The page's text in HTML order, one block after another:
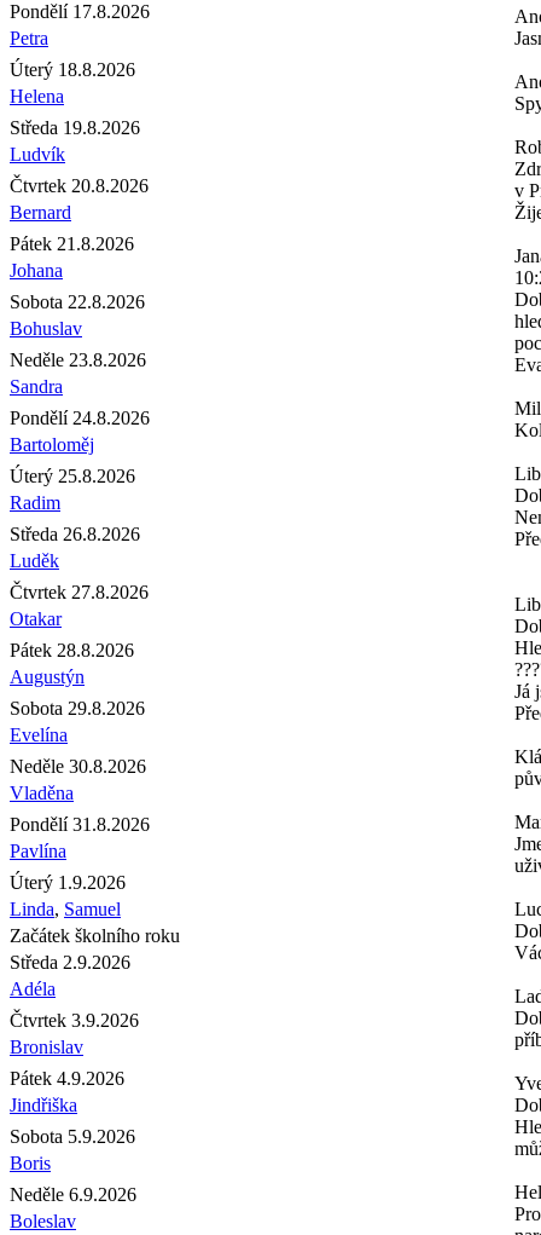
Pondělí 17.8.2026
Petra
Úterý 18.8.2026
Helena
Středa 19.8.2026
Ludvík
Čtvrtek 20.8.2026
Bernard
Pátek 21.8.2026
Johana
Sobota 22.8.2026
Bohuslav
Neděle 23.8.2026
Sandra
Pondělí 24.8.2026
Bartoloměj
Úterý 25.8.2026
Radim
Středa 26.8.2026
Luděk
Čtvrtek 27.8.2026
Otakar
Pátek 28.8.2026
Augustýn
Sobota 29.8.2026
Evelína
Neděle 30.8.2026
Vladěna
Pondělí 31.8.2026
Pavlína
Úterý 1.9.2026
Linda, Samuel
Začátek školního roku
Středa 2.9.2026
Adéla
Čtvrtek 3.9.2026
Bronislav
Pátek 4.9.2026
Jindřiška
Sobota 5.9.2026
Boris
Neděle 6.9.2026
Boleslav
v
Já